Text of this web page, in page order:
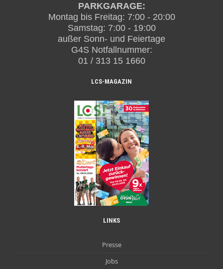
PARKGARAGE:
Montag bis Freitag: 7:00 - 20:00
Samstag: 7:00 - 19:00
außer Sonn- und Feiertage
G4S Notfallnummer:
01 / 313 15 1660
LCS-MAGAZIN
LINKS
Presse
Jobs